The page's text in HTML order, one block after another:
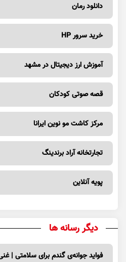
دانلود رمان
خرید سرور HP
آموزش ارز دیجیتال در مشهد
قصه صوتی کودکان
مرکز کاشت مو نوین ایرانا
تجارتخانه آراد برندینگ
پویه آنلاین
دیگر رسانه ها
فواید جوانه‌ی گندم برای سلامتی |